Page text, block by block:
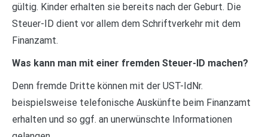
gültig. Kinder erhalten sie bereits nach der Geburt. Die
Steuer-ID dient vor allem dem Schriftverkehr mit dem
Finanzamt.
Was kann man mit einer fremden Steuer-ID machen?
Denn fremde Dritte können mit der UST-IdNr.
beispielsweise telefonische Auskünfte beim Finanzamt
erhalten und so ggf. an unerwünschte Informationen